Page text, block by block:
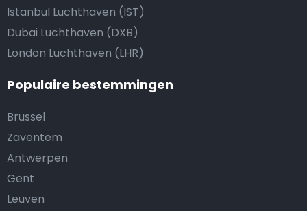
Istanbul Luchthaven (IST)
Dubai Luchthaven (DXB)
London Luchthaven (LHR)
Populaire bestemmingen
Brussel
Zaventem
Antwerpen
Gent
Leuven